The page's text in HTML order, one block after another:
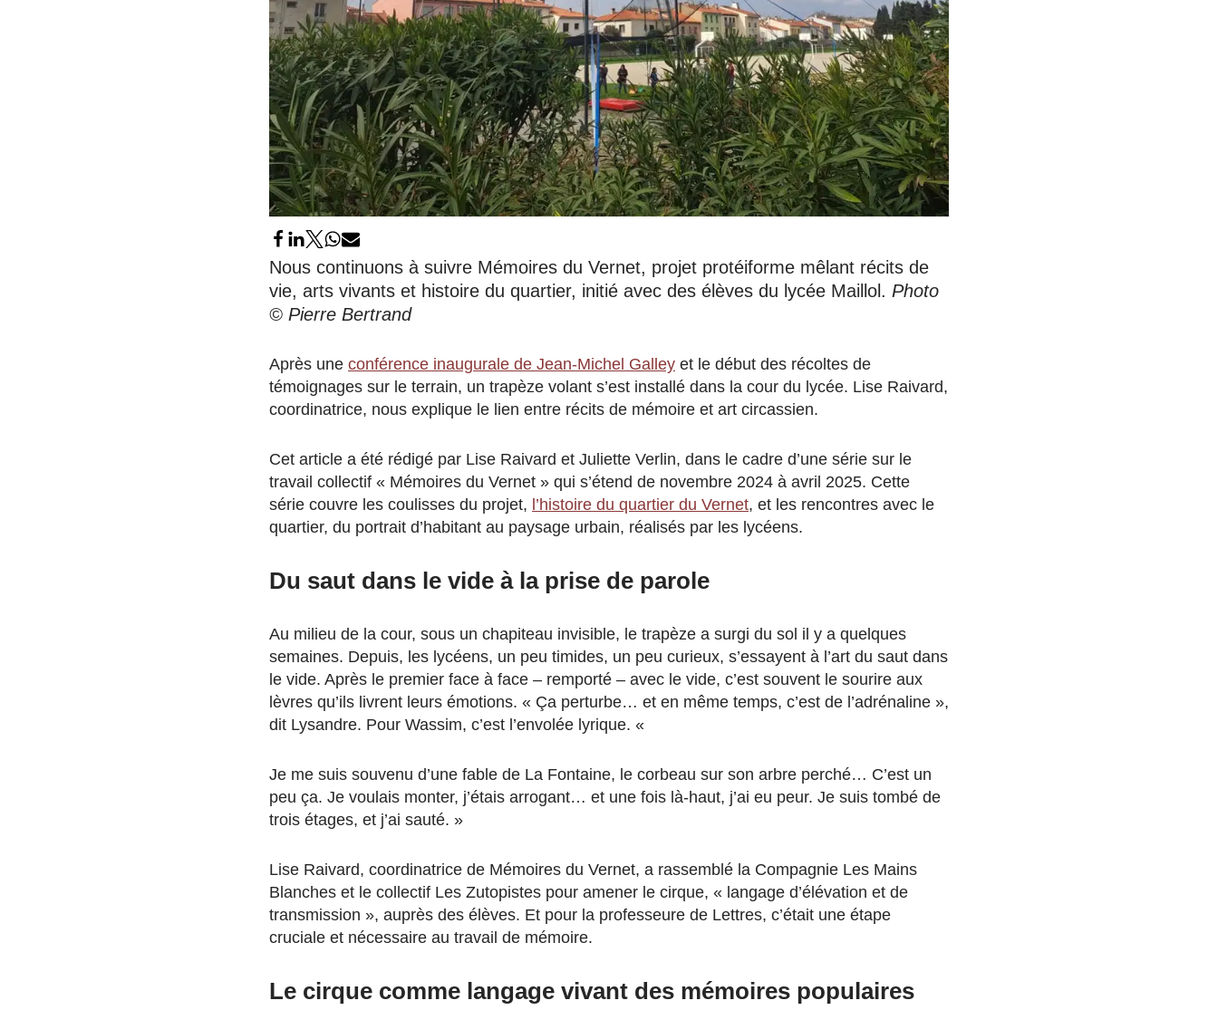
Nous continuons à suivre Mémoires du Vernet, projet protéiforme mêlant récits de
vie, arts vivants et histoire du quartier, initié avec des élèves du lycée Maillol. Photo
© Pierre Bertrand
Après une conférence inaugurale de Jean-Michel Galley et le début des récoltes de
témoignages sur le terrain, un trapèze volant s’est installé dans la cour du lycée. Lise Raivard,
coordinatrice, nous explique le lien entre récits de mémoire et art circassien.
Cet article a été rédigé par Lise Raivard et Juliette Verlin, dans le cadre d’une série sur le
travail collectif « Mémoires du Vernet » qui s’étend de novembre 2024 à avril 2025. Cette
série couvre les coulisses du projet, l’histoire du quartier du Vernet, et les rencontres avec le
quartier, du portrait d’habitant au paysage urbain, réalisés par les lycéens.
Du saut dans le vide à la prise de parole
Au milieu de la cour, sous un chapiteau invisible, le trapèze a surgi du sol il y a quelques
semaines. Depuis, les lycéens, un peu timides, un peu curieux, s’essayent à l’art du saut dans
le vide. Après le premier face à face – remporté – avec le vide, c’est souvent le sourire aux
lèvres qu’ils livrent leurs émotions. « Ça perturbe… et en même temps, c’est de l’adrénaline »,
dit Lysandre. Pour Wassim, c’est l’envolée lyrique. «
Je me suis souvenu d’une fable de La Fontaine, le corbeau sur son arbre perché… C’est un
peu ça. Je voulais monter, j’étais arrogant… et une fois là-haut, j’ai eu peur. Je suis tombé de
trois étages, et j’ai sauté. »
Lise Raivard, coordinatrice de Mémoires du Vernet, a rassemblé la Compagnie Les Mains
Blanches et le collectif Les Zutopistes pour amener le cirque, « langage d’élévation et de
transmission », auprès des élèves. Et pour la professeure de Lettres, c’était une étape
cruciale et nécessaire au travail de mémoire.
Le cirque comme langage vivant des mémoires populaires